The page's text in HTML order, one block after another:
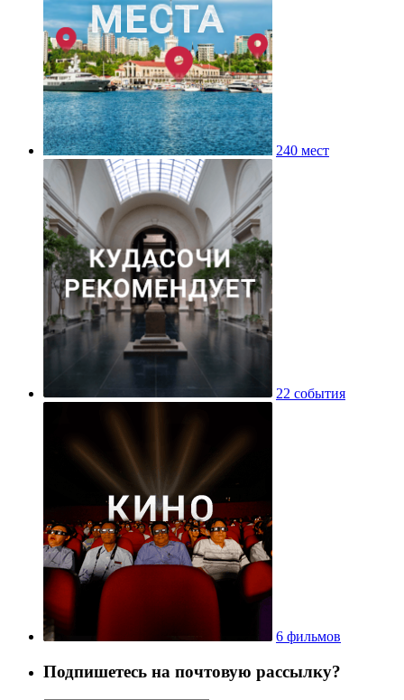
240 мест
22 события
6 фильмов
Подпишетесь на почтовую рассылку?